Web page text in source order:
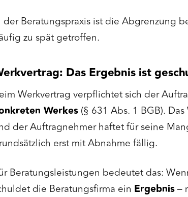
der Beratungspraxis ist die Abgrenzung
zu spät getroffen.
Das Ergebnis ist
Werkvertrag verpflichtet sich der
Werkes (§ 631 Abs. 1 BGB).
der Auftragnehmer haftet für seine
erst mit Abnahme fällig.
Beratungsleistungen bedeutet das:
die Beratungsfirma ein Ergebnis–